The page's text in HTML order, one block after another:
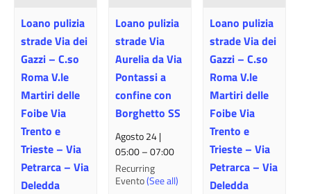
Loano pulizia
strade Via dei
Gazzi – C.so
Roma V.le
Martiri delle
Foibe Via
Trento e
Trieste – Via
Petrarca – Via
Deledda
Loano pulizia
strade Via
Aurelia da Via
Pontassi a
confine con
Borghetto SS
Agosto 24 |
05:00–07:00
Recurring
Evento(See all)
Loano pulizia
strade Via dei
Gazzi – C.so
Roma V.le
Martiri delle
Foibe Via
Trento e
Trieste – Via
Petrarca – Via
Deledda